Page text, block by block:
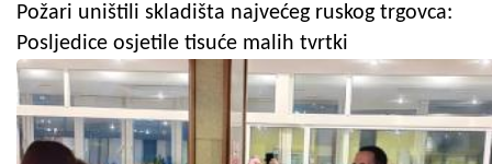
Požari uništili skladišta najvećeg ruskog trgovca:
Posljedice osjetile tisuće malih tvrtki